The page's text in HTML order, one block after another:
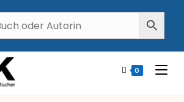
0